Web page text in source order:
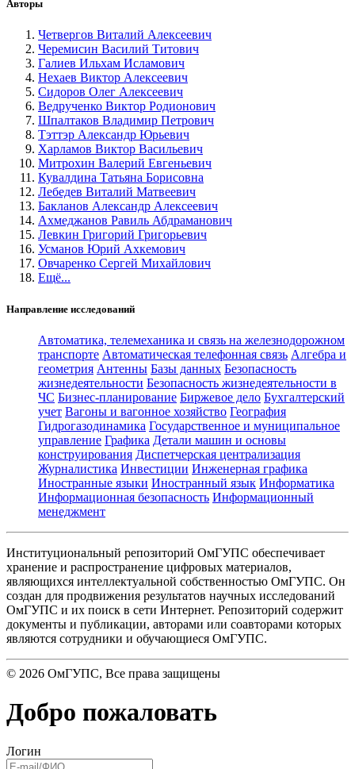
Авторы
Четвергов Виталий Алексеевич
Черемисин Василий Титович
Галиев Ильхам Исламович
Нехаев Виктор Алексеевич
Сидоров Олег Алексеевич
Ведрученко Виктор Родионович
Шпалтаков Владимир Петрович
Тэттэр Александр Юрьевич
Харламов Виктор Васильевич
Митрохин Валерий Евгеньевич
Кувалдина Татьяна Борисовна
Лебедев Виталий Матвеевич
Бакланов Александр Алексеевич
Ахмеджанов Равиль Абдраманович
Левкин Григорий Григорьевич
Усманов Юрий Ахкемович
Овчаренко Сергей Михайлович
Ещё...
Направление исследований
Автоматика, телемеханика и связь на железнодорожном
транспорте Автоматическая телефонная связь Алгебра и
геометрия Антенны Базы данных Безопасность
жизнедеятельности Безопасность жизнедеятельности в
ЧС Бизнес-планирование Биржевое дело Бухгалтерский
учет Вагоны и вагонное хозяйство География
Гидрогазодинамика Государственное и муниципальное
управление Графика Детали машин и основы
конструирования Диспетчерская централизация
Журналистика Инвестиции Инженерная графика
Иностранные языки Иностранный язык Информатика
Информационная безопасность Информационный
менеджмент
Институциональный репозиторий ОмГУПС обеспечивает
хранение и распространение цифровых материалов,
являющихся интеллектуальной собственностью ОмГУПС. Он
создан для продвижения результатов научных исследований
ОмГУПС и их поиск в сети Интернет. Репозиторий содержит
документы и публикации, авторами или соавторами которых
являются сотрудники и обучающиеся ОмГУПС.
© 2026 ОмГУПС, Все права защищены
Добро пожаловать
Логин